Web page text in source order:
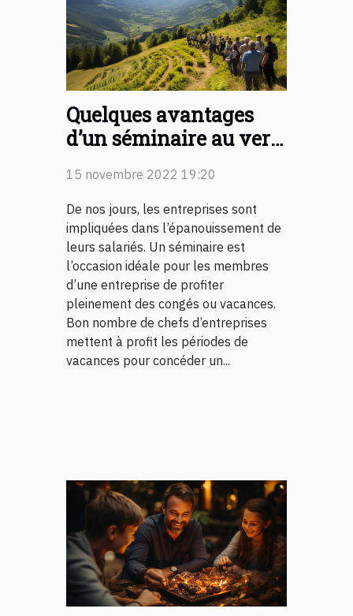
Quelques avantages
d’un séminaire au vert
dans le Vercors
15 novembre 2022 19:20
De nos jours, les entreprises sont
impliquées dans l’épanouissement de
leurs salariés. Un séminaire est
l’occasion idéale pour les membres
d’une entreprise de profiter
pleinement des congés ou vacances.
Bon nombre de chefs d’entreprises
mettent à profit les périodes de
vacances pour concéder un...